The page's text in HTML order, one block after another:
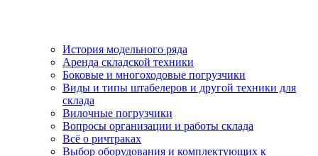
История модельного ряда
Аренда складской техники
Боковые и многоходовые погрузчики
Виды и типы штабелеров и другой техники для
склада
Вилочные погрузчики
Вопросы организации и работы склада
Всё о ричтраках
Выбор оборудования и комплектующих к